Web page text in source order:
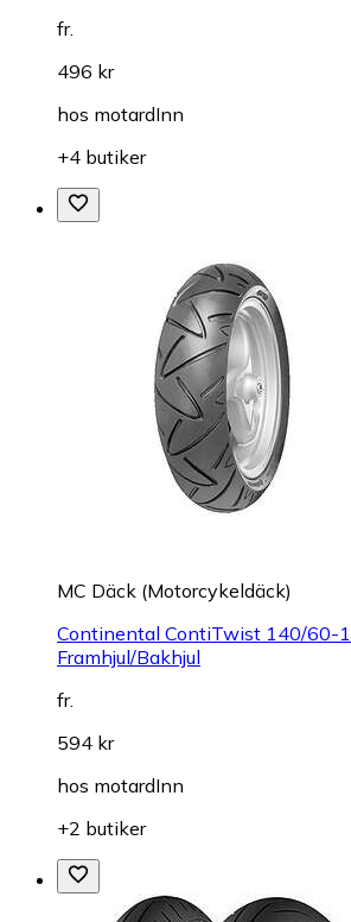
fr.
496 kr
hos motardInn
+4 butiker
MC Däck (Motorcykeldäck)
Continental ContiTwist 140/60-
Framhjul/Bakhjul
fr.
594 kr
hos motardInn
+2 butiker